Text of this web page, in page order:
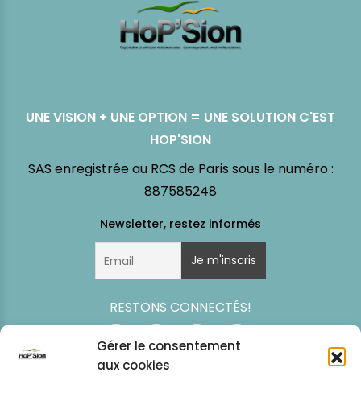
Gérer le consentement
aux cookies
UNE VISION + UNE OPTION = UNE SOLUTION C'EST
HOP'SION
SAS enregistrée au RCS de Paris sous le numéro :
887585248
RESTONS CONNECTÉS!